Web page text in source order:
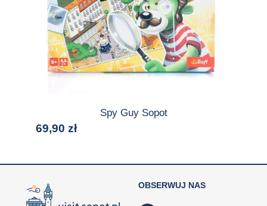
Spy Guy Sopot
69,90 zł
OBSERWUJ NAS